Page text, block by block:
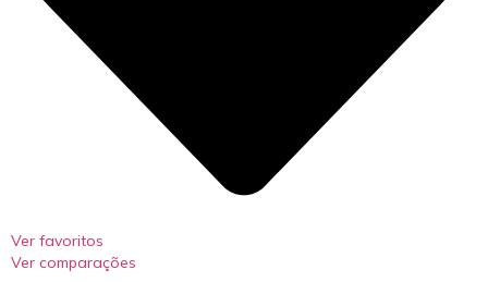
Ver favoritos
Ver comparações